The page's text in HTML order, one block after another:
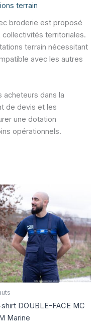
terrain
broderie est proposé
collectivités territoriales.
terrain nécessitant
avec les autres
acheteurs dans la
de devis et les
une dotation
opérationnels.
DOUBLE-FACE MC
Marine